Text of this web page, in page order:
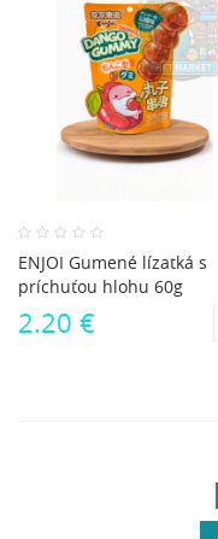
ENJOI Gumené lízatká s
príchuťou hlohu 60g
2.20 €